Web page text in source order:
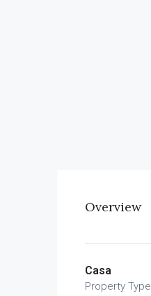
Overview
Casa
Property Type